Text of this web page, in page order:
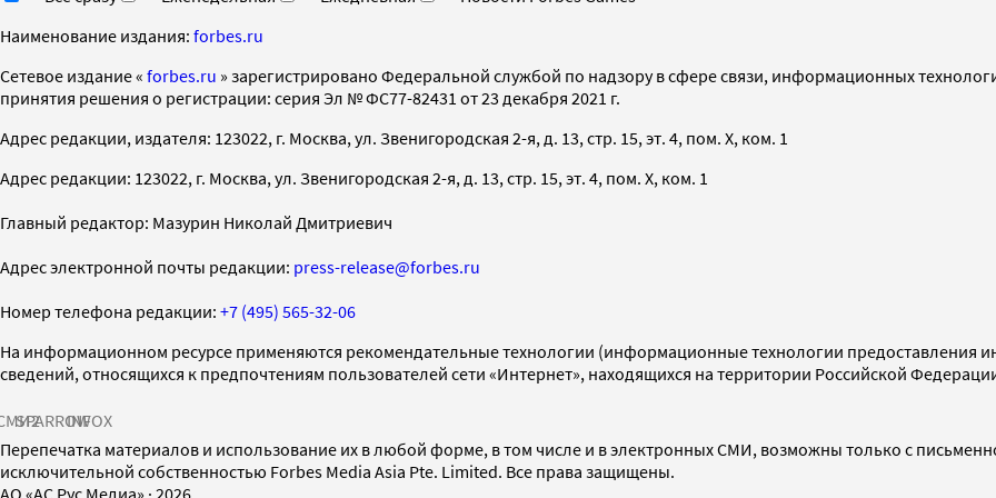
Наименование издания: forbes.ru
Cетевое издание « forbes.ru » зарегистрировано Федеральной службой по надзору в сфере связи, информационных
принятия решения о регистрации: серия Эл № ФС77-82431 от 23 декабря 2021 г.
Адрес редакции, издателя: 123022, г. Москва, ул. Звенигородская 2-я, д. 13, стр. 15, эт. 4, пом. X, ком. 1
Адрес редакции: 123022, г. Москва, ул. Звенигородская 2-я, д. 13, стр. 15, эт. 4, пом. X, ком. 1
Главный редактор: Мазурин Николай Дмитриевич
Адрес электронной почты редакции: press-release@forbes.ru
Номер телефона редакции: +7 (495) 565-32-06
На информационном ресурсе применяются рекомендательные технологии (информационные технологии предоставления
сведений, относящихся к предпочтениям пользователей сети «Интернет», находящихся на территории Российской
SPARROWINFOX
Перепечатка материалов и использование их в любой форме, в том числе и в электронных СМИ, возможны только с
исключительной собственностью Forbes Media Asia Pte. Limited. Все права защищены.
AO «АС Рус Медиа» · 2026